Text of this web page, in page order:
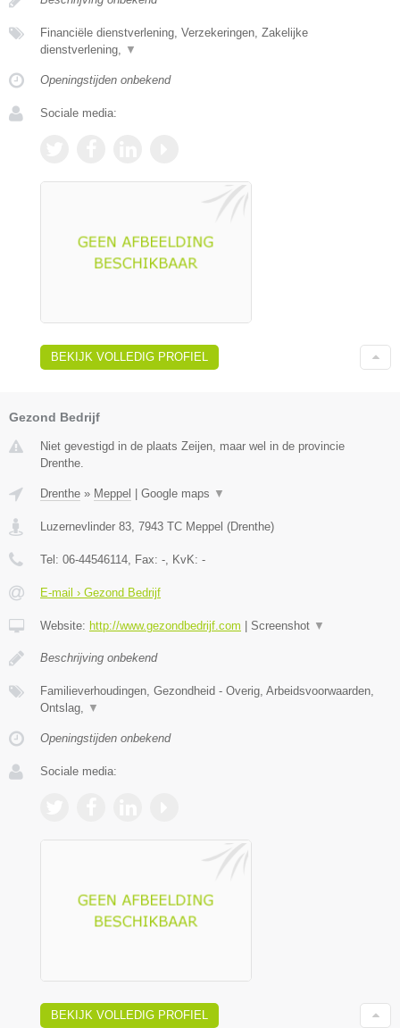
Financiële dienstverlening, Verzekeringen, Zakelijke
dienstverlening, ▼
Openingstijden onbekend
Sociale media:
BEKIJK VOLLEDIG PROFIEL
Gezond Bedrijf
Niet gevestigd in de plaats Zeijen, maar wel in de provincie
Drenthe.
Drenthe » Meppel Google maps ▼
Luzernevlinder 83, 7943 TC Meppel (Drenthe)
Tel: 06-44546114, Fax: -, KvK: -
E-mail › Gezond Bedrijf
Website: http://www.gezondbedrijf.com Screenshot ▼
Beschrijving onbekend
Familieverhoudingen, Gezondheid - Overig, Arbeidsvoorwaarden,
Ontslag, ▼
Openingstijden onbekend
Sociale media:
BEKIJK VOLLEDIG PROFIEL